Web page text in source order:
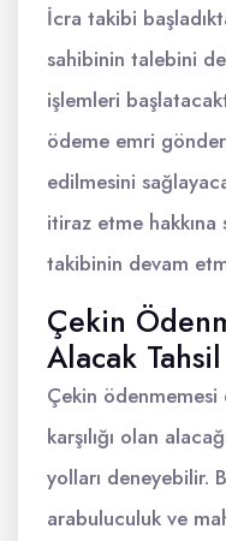
İcra takibi
sahibinin talebini
işlemleri
ödeme emri
edilmesini
itiraz etme
takibinin devam
Çekin
Alacak
Çekin
karşılığı olan
yolları deneyebilir.
arabuluculuk ve